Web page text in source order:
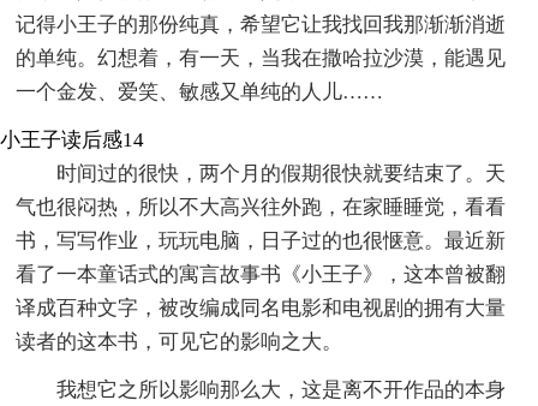
记得小王子的那份纯真，希望它让我找回我那渐渐消逝
的单纯。幻想着，有一天，当我在撒哈拉沙漠，能遇见
一个金发、爱笑、敏感又单纯的人儿……
小王子读后感14
时间过的很快，两个月的假期很快就要结束了。天
气也很闷热，所以不大高兴往外跑，在家睡睡觉，看看
书，写写作业，玩玩电脑，日子过的也很惬意。最近新
看了一本童话式的寓言故事书《小王子》，这本曾被翻
译成百种文字，被改编成同名电影和电视剧的拥有大量
读者的这本书，可见它的影响之大。
我想它之所以影响那么大，这是离不开作品的本身